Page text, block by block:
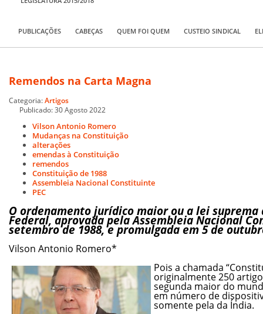
PUBLICAÇÕES CABEÇAS QUEM FOI QUEM CUSTEIO SINDICAL
Remendos na Carta Magna
Categoria:Artigos
Publicado: 30 Agosto 2022
Vilson Antonio Romero
Mudanças na Constituição
alterações
emendas à Constituição
remendos
Constituição de 1988
Assembleia Nacional Constituinte
PEC
O ordenamento jurídico maior ou a lei
Federal, aprovada pela Assembleia Nacional
setembro de 1988, e promulgada em 5 de
Vilson Antonio Romero*
Pois a chamada
originalmente 250
segunda maior do
em número de
somente pela da Índia.